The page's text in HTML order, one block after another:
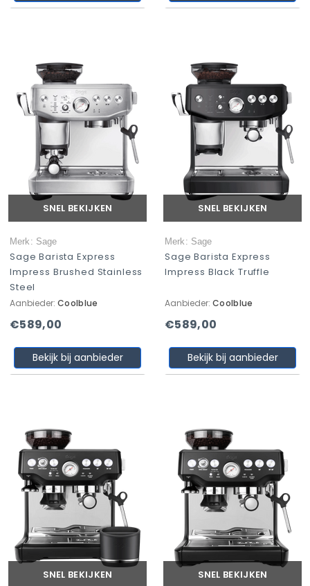
SNEL BEKIJKEN
Merk: Sage
Sage Barista Express
Impress Brushed Stainless
Steel
Aanbieder: Coolblue
€589,00
Bekijk bij aanbieder
SNEL BEKIJKEN
Merk: Sage
Sage Barista Express
Impress Black Truffle
Aanbieder: Coolblue
€589,00
Bekijk bij aanbieder
SNEL BEKIJKEN SNEL BEKIJKEN